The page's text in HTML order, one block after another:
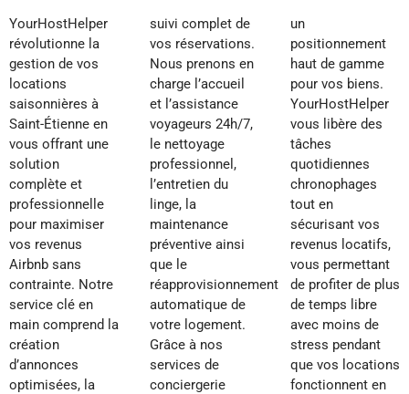
YourHostHelper
révolutionne la
gestion de vos
locations
saisonnières à
Saint-Étienne en
vous offrant une
solution
complète et
professionnelle
pour maximiser
vos revenus
Airbnb sans
contrainte. Notre
service clé en
main comprend la
création
d’annonces
optimisées, la
suivi complet de
vos réservations.
Nous prenons en
charge l’accueil
et l’assistance
voyageurs 24h/7,
le nettoyage
professionnel,
l’entretien du
linge, la
maintenance
préventive ainsi
que le
réapprovisionnement
automatique de
votre logement.
Grâce à nos
services de
conciergerie
un
positionnement
haut de gamme
pour vos biens.
YourHostHelper
vous libère des
tâches
quotidiennes
chronophages
tout en
sécurisant vos
revenus locatifs,
vous permettant
de profiter de plus
de temps libre
avec moins de
stress pendant
que vos locations
fonctionnent en